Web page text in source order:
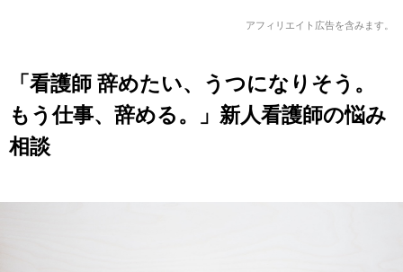
アフィリエイト広告を含みます。
「看護師 辞めたい、うつになりそう。
もう仕事、辞める。」新人看護師の悩み
相談